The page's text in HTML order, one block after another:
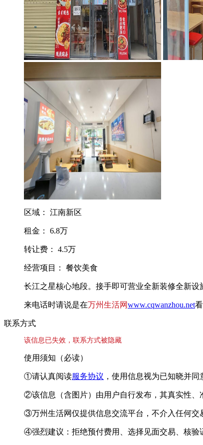
区域： 江南新区
租金： 6.8万
转让费： 4.5万
经营项目： 餐饮美食
长江之星核心地段。接手即可营业全新装修全新
来电话时请说是在万州生活网www.cqwanzhou.net
联系方式
该信息已失效，联系方式被隐藏
使用须知（必读）
①请认真阅读服务协议 ，使用信息视为已知晓并同
②该信息（含图片）由用户自行发布，其真实性、
③万州生活网仅提供信息交流平台，不介入任何交
④强烈建议：拒绝预付费用、选择见面交易、核验